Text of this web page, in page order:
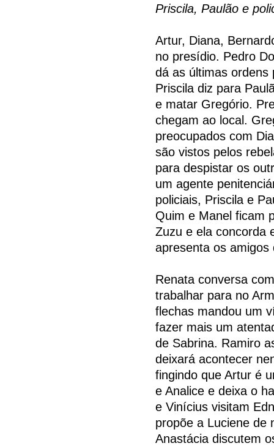
Priscila, Paulão e
Artur, Diana,
no presídio. Pedro
dá as últimas ordens
Priscila diz para
e matar Gregório.
chegam ao local.
preocupados com
são vistos pelos
para despistar os
um agente
policiais, Priscila e
Quim e Manel ficam
Zuzu e ela concorda
apresenta os
Renata conversa
trabalhar para no
flechas mandou um
fazer mais um
de Sabrina. Ramiro
deixará acontecer
fingindo que Artur é
e Analice e deixa o
e Vinícius visitam
propõe a Luciene de
Anastácia discutem